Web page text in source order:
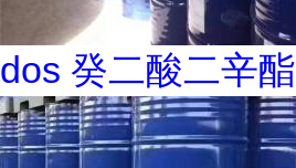
dos 癸二酸二辛酯